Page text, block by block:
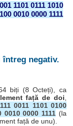
1101 0111 1010
0010 0000 1111
întreg negativ.
biți (8 Octeți), ca
față de doi
0011 1101 0100
0010 0000 1111 (la
față de unu).